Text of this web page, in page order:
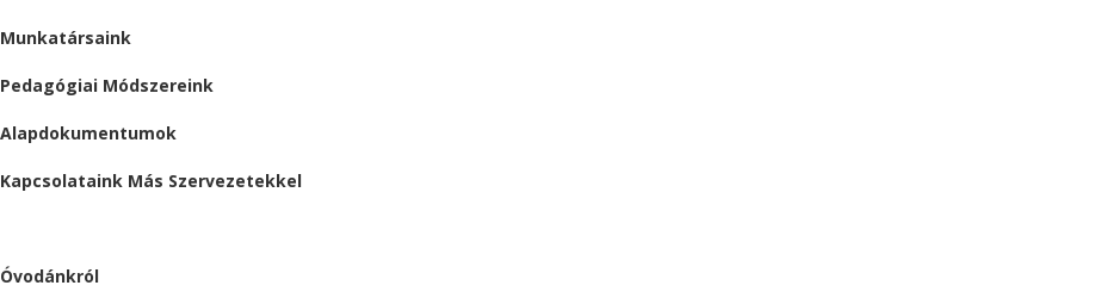
Munkatársaink
Pedagógiai Módszereink
Alapdokumentumok
Kapcsolataink Más Szervezetekkel
Óvodánkról